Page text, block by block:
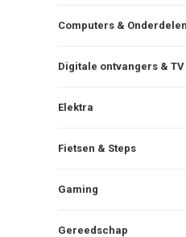
Computers & Onderdelen
Digitale ontvangers & TV
Elektra
Fietsen & Steps
Gaming
Gereedschap